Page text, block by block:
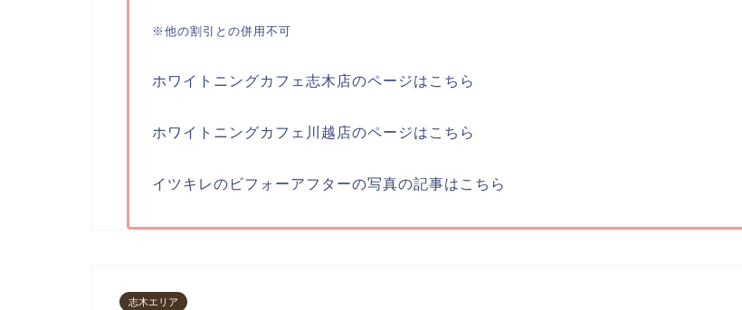
※他の割引との併用不可
ホワイトニングカフェ志木店のページはこちら
ホワイトニングカフェ川越店のページはこちら
イツキレのビフォーアフターの写真の記事はこちら
志木エリア